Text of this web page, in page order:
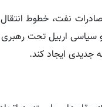
نفت، خطوط انتقال
اربیل تحت رهبری
جدیدی ایجاد کند.